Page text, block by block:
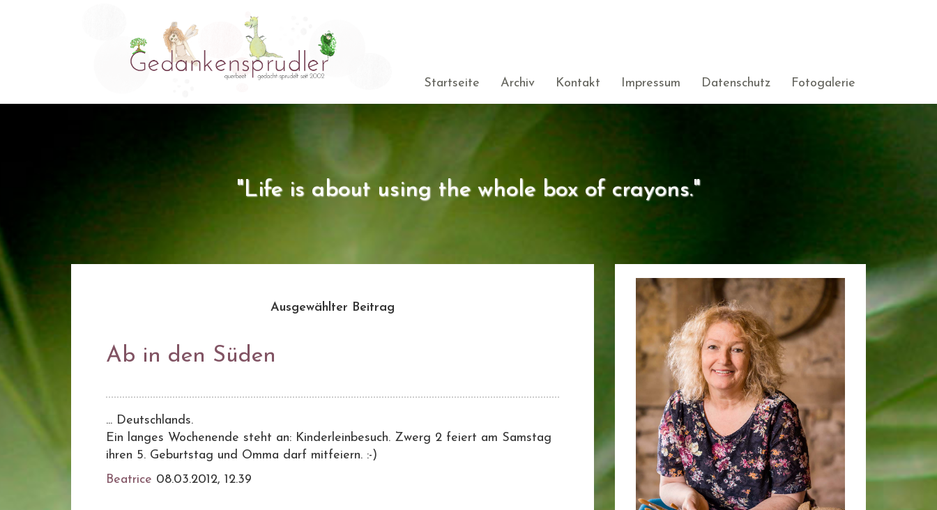
Startseite Archiv Kontakt Impressum Datenschutz Fotogalerie
"Life is about using the whole box of crayons."
Ausgewählter Beitrag
Ab in den Süden
... Deutschlands.
Ein langes Wochenende steht an: Kinderleinbesuch. Zwerg 2 feiert am Samstag
ihren 5. Geburtstag und Omma darf mitfeiern. :-)
Beatrice 08.03.2012, 12.39